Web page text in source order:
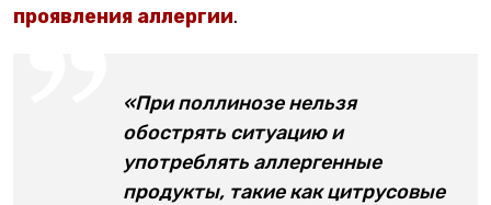
проявления аллергии.
«При поллинозе нельзя
обострять ситуацию и
употреблять аллергенные
продукты, такие как цитрусовые